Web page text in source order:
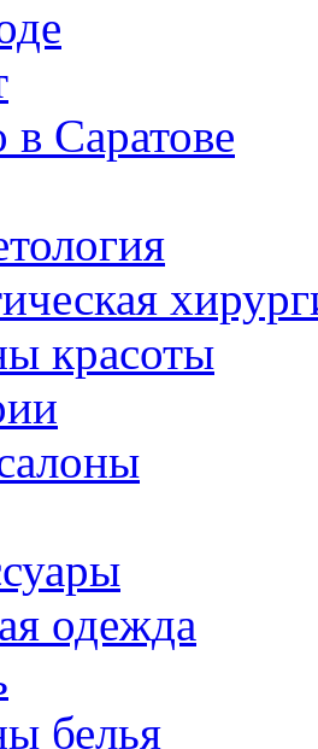
в Саратове
красоты
одежда
белья